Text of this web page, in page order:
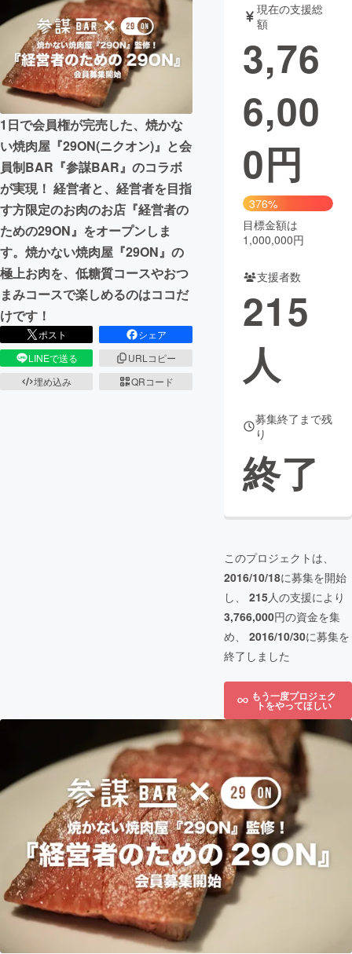
1日で会員権が完売した、焼かな
い焼肉屋『29ON(ニクオン)』と会
員制BAR『参謀BAR』のコラボ
が実現！ 経営者と、経営者を目指
す方限定のお肉のお店『経営者の
ための29ON』をオープンしま
す。焼かない焼肉屋『29ON』の
極上お肉を、低糖質コースやおつ
まみコースで楽しめるのはココだ
けです！
ポスト
シェア
LINEで送る
URLコピー
埋め込み
QRコード
現在の支援総
額
3,76
6,00
0円
376%
目標金額は
1,000,000円
支援者数
215
人
募集終了まで残
り
終了
このプロジェクトは、
2016/10/18に募集を開始
し、 215人の支援により
3,766,000円の資金を集
め、 2016/10/30に募集を
終了しました
もう一度プロジェク
トをやってほしい